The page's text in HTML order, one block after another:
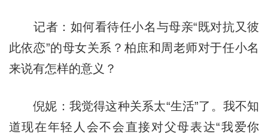
记者：如何看待任小名与母亲“既对抗又彼
此依恋”的母女关系？柏庶和周老师对于任小名
来说有怎样的意义？
倪妮：我觉得这种关系太“生活”了。我不知
道现在年轻人会不会直接对父母表达“我爱你